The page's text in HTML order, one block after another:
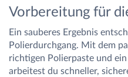
Vorbereitung für
Ein sauberes Ergebnis
Polierdurchgang. Mit dem
richtigen Polierpaste und
arbeitest du schneller,